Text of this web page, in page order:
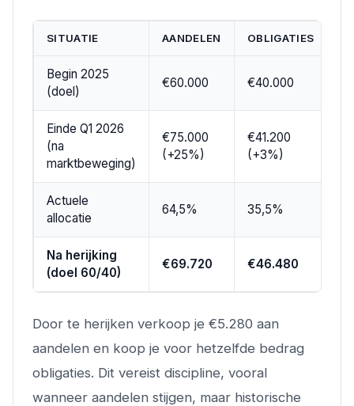
SITUATIE AANDELEN OBLIGATIES
Begin 2025
(doel)
€60.000 €40.000
Einde Q1 2026
(na
marktbeweging)
€75.000
(+25%)
€41.200
(+3%)
Actuele
allocatie
64,5% 35,5%
Na herijking
(doel 60/40)
€69.720 €46.480
Door te herijken verkoop je €5.280 aan
aandelen en koop je voor hetzelfde bedrag
obligaties. Dit vereist discipline, vooral
wanneer aandelen stijgen, maar historische